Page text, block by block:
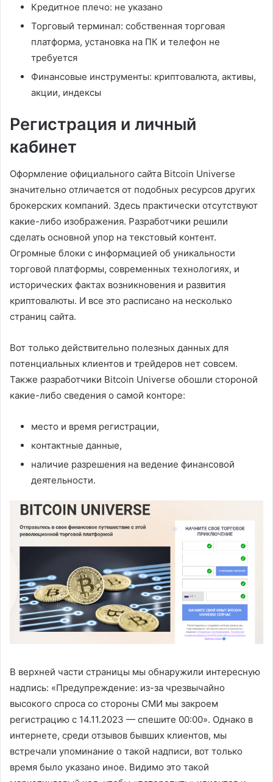
Кредитное плечо: не указано
Торговый терминал: собственная торговая
платформа, установка на ПК и телефон не
требуется
Финансовые инструменты: криптовалюта, активы,
акции, индексы
Регистрация и личный
кабинет
Оформление официального сайта Bitcoin Universe
значительно отличается от подобных ресурсов других
брокерских компаний. Здесь практически отсутствуют
какие-либо изображения. Разработчики решили
сделать основной упор на текстовый контент.
Огромные блоки с информацией об уникальности
торговой платформы, современных технологиях, и
исторических фактах возникновения и развития
криптовалюты. И все это расписано на несколько
страниц сайта.
Вот только действительно полезных данных для
потенциальных клиентов и трейдеров нет совсем.
Также разработчики Bitcoin Universe обошли стороной
какие-либо сведения о самой конторе:
место и время регистрации,
контактные данные,
наличие разрешения на ведение финансовой
деятельности.
В верхней части страницы мы обнаружили интересную
надпись: «Предупреждение: из-за чрезвычайно
высокого спроса со стороны СМИ мы закроем
регистрацию с 14.11.2023 — спешите 00:00». Однако в
интернете, среди отзывов бывших клиентов, мы
встречали упоминание о такой надписи, вот только
время было указано иное. Видимо это такой